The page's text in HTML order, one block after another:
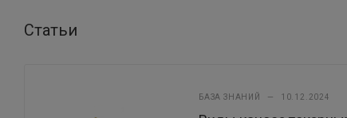
Статьи
БАЗА ЗНАНИЙ — 10.12.2024